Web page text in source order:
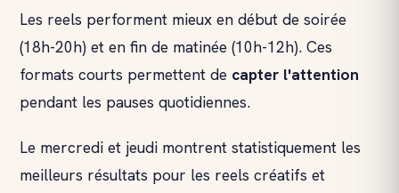
Les reels performent mieux en début de soirée
(18h-20h) et en fin de matinée (10h-12h). Ces
formats courts permettent de capter l'attention
pendant les pauses quotidiennes.
Le mercredi et jeudi montrent statistiquement les
meilleurs résultats pour les reels créatifs et